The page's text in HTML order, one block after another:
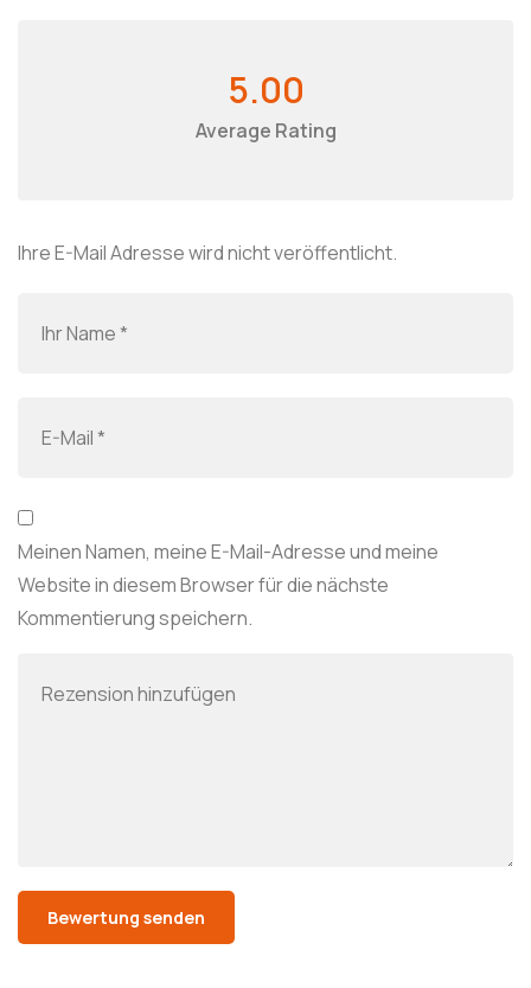
5.00
Average Rating
Ihre E-Mail Adresse wird nicht veröffentlicht.
Meinen Namen, meine E-Mail-Adresse und meine
Website in diesem Browser für die nächste
Kommentierung speichern.